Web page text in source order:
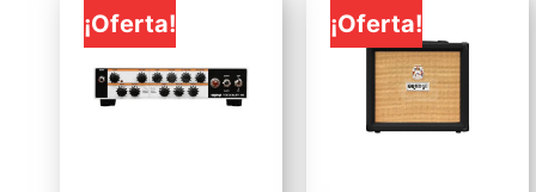
¡Oferta! ¡Oferta!